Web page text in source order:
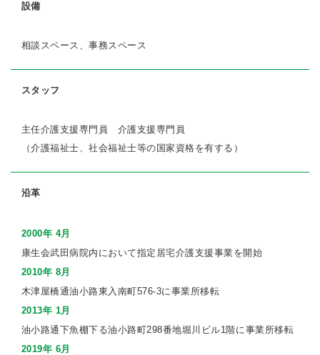
設備
相談スペース、事務スペース
スタッフ
主任介護支援専門員 介護支援専門員
（介護福祉士、社会福祉士等の国家資格を有する）
沿革
2000年 4月
康生会武田病院内において指定居宅介護支援事業を開始
2010年 8月
木津屋橋通油小路東入南町576-3に事業所移転
2013年 1月
油小路通下魚棚下る油小路町298番地堀川ビル1階に事業所移転
2019年 6月